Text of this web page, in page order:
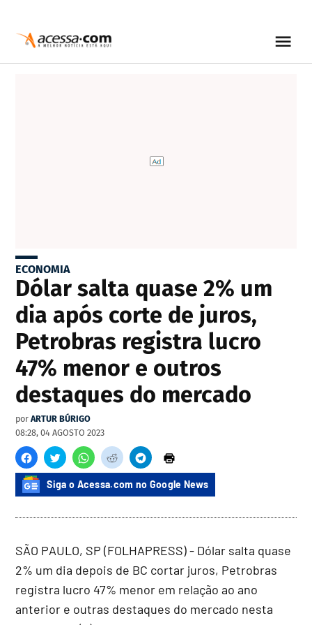
ECONOMIA
Dólar salta quase 2% um
dia após corte de juros,
Petrobras registra lucro
47% menor e outros
destaques do mercado
por ARTUR BÚRIGO
08:28, 04 AGOSTO 2023
Siga o Acessa.com no Google News
SÃO PAULO, SP (FOLHAPRESS) - Dólar salta quase
2% um dia depois de BC cortar juros, Petrobras
registra lucro 47% menor em relação ao ano
anterior e outras destaques do mercado nesta